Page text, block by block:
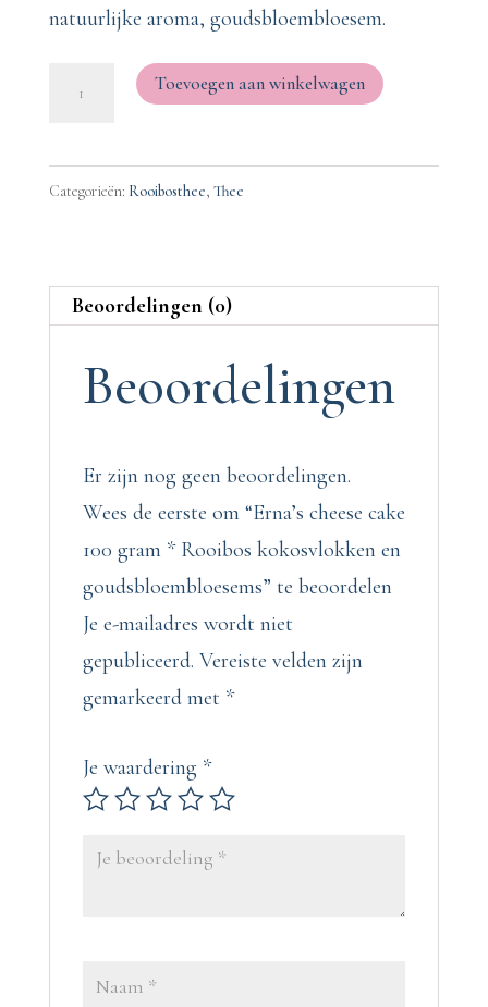
natuurlijke aroma, goudsbloembloesem.
100
Rooibos
Toevoegen aan winkelwagen
Categorieën: Rooibosthee, Thee
Beoordelingen (0)
Beoordelingen
Er zijn nog geen beoordelingen.
Wees de eerste om “Erna’s cheese cake
100 gram * Rooibos kokosvlokken en
goudsbloembloesems” te beoordelen
Je e-mailadres wordt niet
gepubliceerd. Vereiste velden zijn
gemarkeerd met *
Je waardering *